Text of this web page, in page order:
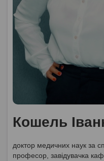
Кошель
доктор медичних наук за
професор, завідувачка